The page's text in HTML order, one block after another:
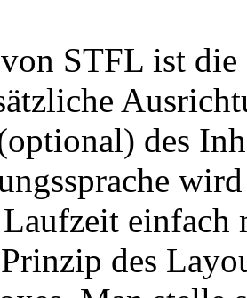
STFL ist
des
Laufzeit
des